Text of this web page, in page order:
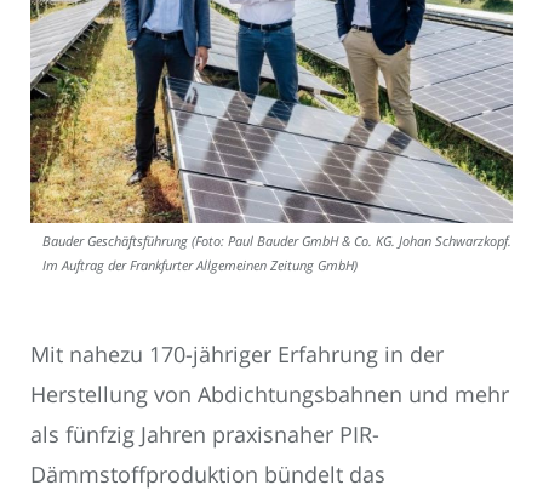
Bauder Geschäftsführung (Foto: Paul Bauder GmbH & Co. KG. Johan Schwarzkopf.
Im Auftrag der Frankfurter Allgemeinen Zeitung GmbH)
Mit nahezu 170-jähriger Erfahrung in der
Herstellung von Abdichtungsbahnen und mehr
als fünfzig Jahren praxisnaher PIR-
Dämmstoffproduktion bündelt das